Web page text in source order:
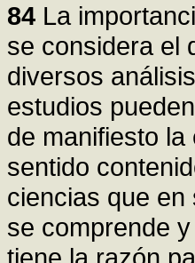
84 La
se considera el
diversos
estudios
de manifiesto
sentido
ciencias que
se comprende